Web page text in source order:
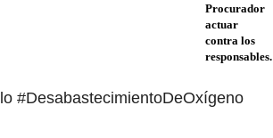
Procurador
actuar
contra los
responsables.
#DesabastecimientoDeOxígeno